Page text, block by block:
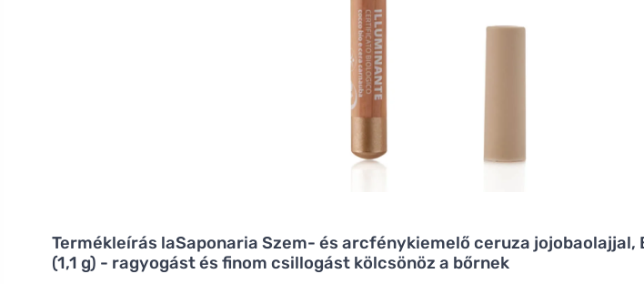
Termékleírás laSaponaria Szem- és arcfénykiemelő ceruza jojobaolajjal,
(1,1 g) - ragyogást és finom csillogást kölcsönöz a bőrnek